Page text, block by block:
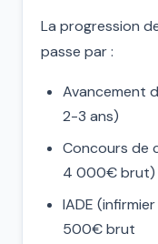
La progression
passe par :
Avancement
2-3 ans)
Concours de
4 000€ brut)
IADE
500€ brut